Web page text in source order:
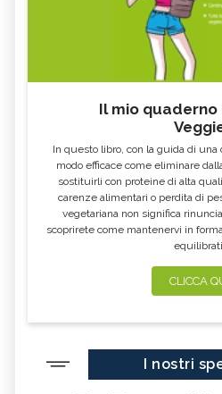
Il mio quaderno
In questo libro, con la guida di
modo efficace come eliminare
sostituirli con proteine di alta
carenze alimentari o perdita di
vegetariana non significa
scoprirete come mantenervi in
CLICCA
I nostri